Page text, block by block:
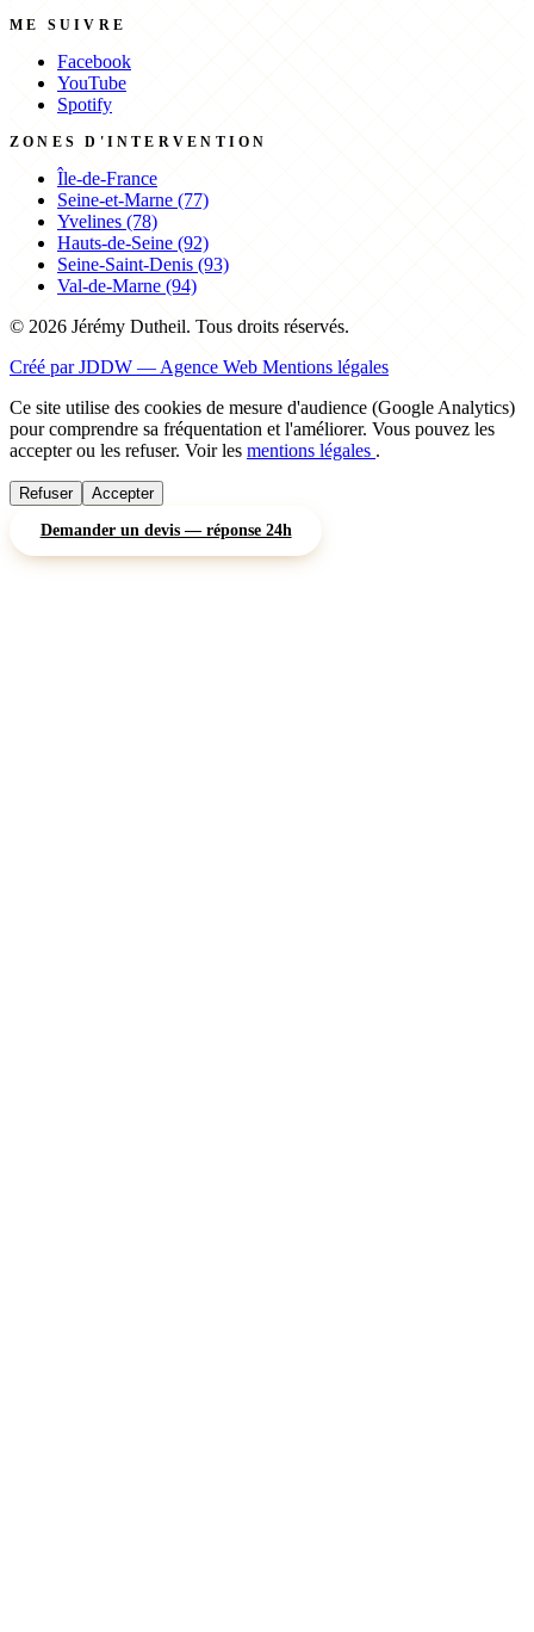
ME SUIVRE
Facebook
YouTube
Spotify
ZONES D'INTERVENTION
Île-de-France
Seine-et-Marne (77)
Yvelines (78)
Hauts-de-Seine (92)
Seine-Saint-Denis (93)
Val-de-Marne (94)
© 2026 Jérémy Dutheil. Tous droits réservés.
Créé par JDDW — Agence Web Mentions légales
Ce site utilise des cookies de mesure d'audience (Google Analytics)
pour comprendre sa fréquentation et l'améliorer. Vous pouvez les
accepter ou les refuser. Voir les mentions légales .
Refuser Accepter
Demander un devis — réponse 24h